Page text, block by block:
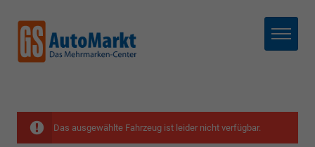
Menü
Das ausgewählte Fahrzeug ist leider nicht verfügbar.